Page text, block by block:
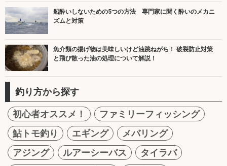
船酔いしないための5つの方法 専門家に聞く酔いのメカニ
ズムと対策
魚介類の揚げ物は美味しいけど油跳ねがち！ 破裂防止対策
と飛び散った油の処理について解説！
釣り方から探す
初心者オススメ！
ファミリーフィッシング
鮎トモ釣り
エギング
メバリング
アジング
ルアーシーバス
タイラバ